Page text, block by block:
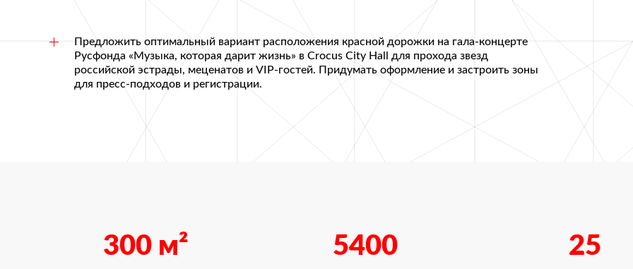
Предложить оптимальный вариант расположения красной дорожки на гала-концерте
Русфонда «Музыка, которая дарит жизнь» в Crocus City Hall для прохода звезд
российской эстрады, меценатов и VIP-гостей. Придумать оформление и застроить зоны
для пресс-подходов и регистрации.
300м² 5400 25